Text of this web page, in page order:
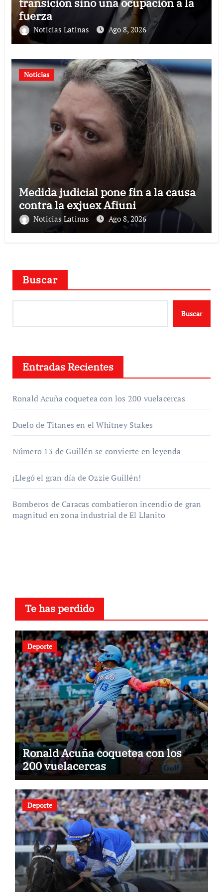
fuerza
Noticias Latinas Ago 8, 2026
Noticias
Medida judicial pone fin a la causa
contra la exjuex Afiuni
Noticias Latinas Ago 8, 2026
Buscar
Buscar
Entradas Recientes
Ronald Acuña coquetea con los 200 vuelacercas
Duelo de Titanes en el Whitney Stakes
Número 13 de Guillén se convierte en leyenda
¡Llegó el gran día de Ozzie Guillén!
Bomberos de Caracas combatieron incendio de gran
magnitud en zona industrial de El Llanito
Te has perdido
Deporte
Ronald Acuña coquetea con los
200 vuelacercas
Deporte